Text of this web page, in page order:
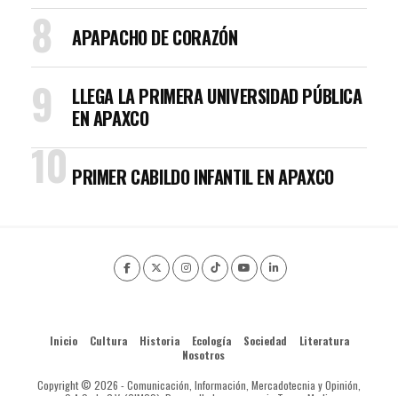
APAPACHO DE CORAZÓN
LLEGA LA PRIMERA UNIVERSIDAD PÚBLICA
EN APAXCO
PRIMER CABILDO INFANTIL EN APAXCO
Inicio Cultura Historia Ecología Sociedad
Literatura
Nosotros
Copyright © 2026 - Comunicación, Información, Mercadotecnia y Opinión,